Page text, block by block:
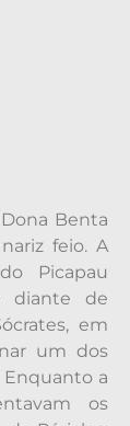
Benta
feio. A
Picapau
diante de
em
um dos
a
os